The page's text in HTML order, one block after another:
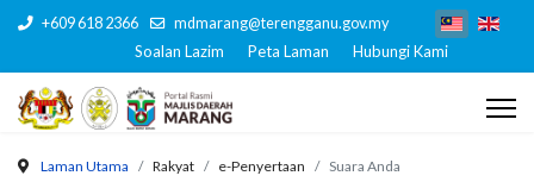
+609 618 2366 mdmarang@terengganu.gov.my
Soalan Lazim Peta Laman Hubungi Kami
Laman Utama Rakyat e-Penyertaan Suara Anda